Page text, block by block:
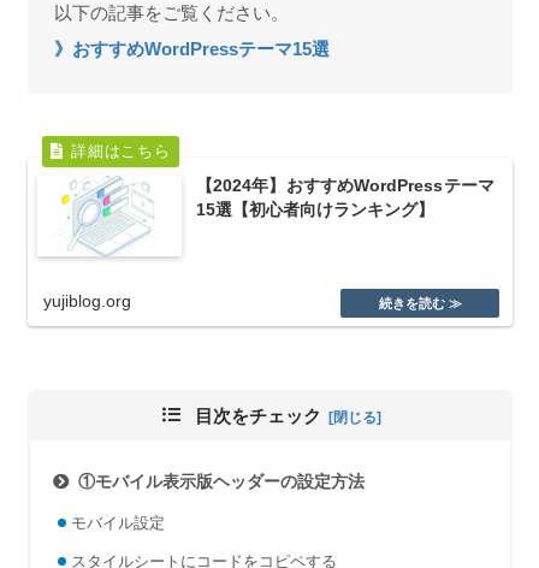
以下の記事をご覧ください。
》おすすめWordPressテーマ15選
【2024年】おすすめWordPressテーマ
15選【初心者向けランキング】
yujiblog.org
目次をチェック
①モバイル表示版ヘッダーの設定方法
モバイル設定
スタイルシートにコードをコピペする